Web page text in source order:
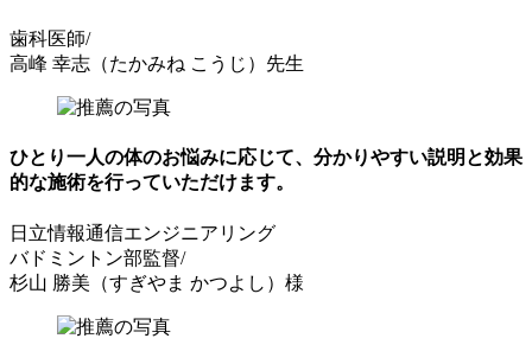
歯科医師/
高峰 幸志（たかみね こうじ）先生
ひとり一人の体のお悩みに応じて、 分かりやすい説明と効果
的な施術を行っていただけます。
日立情報通信エンジニアリング
バドミントン部監督/
杉山 勝美（すぎやま かつよし）様